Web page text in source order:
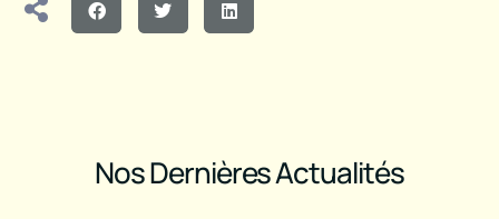
Nos Dernières Actualités